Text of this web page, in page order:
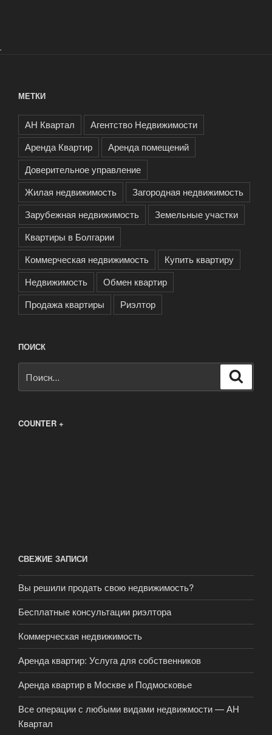
.
МЕТКИ
АН Квартал
Агентство Недвижимости
Аренда Квартир
Аренда помещений
Доверительное управление
Жилая недвижимость
Загородная недвижимость
Зарубежная недвижимость
Земельные участки
Квартиры в Болгарии
Коммерческая недвижимость
Купить квартиру
Недвижимость
Обмен квартир
Продажа квартиры
Риэлтор
ПОИСК
COUNTER +
СВЕЖИЕ ЗАПИСИ
Вы решили продать свою недвижимость?
Бесплатные консультации риэлтора
Коммерческая недвижимость
Аренда квартир: Услуга для собственников
Аренда квартир в Москве и Подмосковье
Все операции с любыми видами недвижмости — АН
Квартал